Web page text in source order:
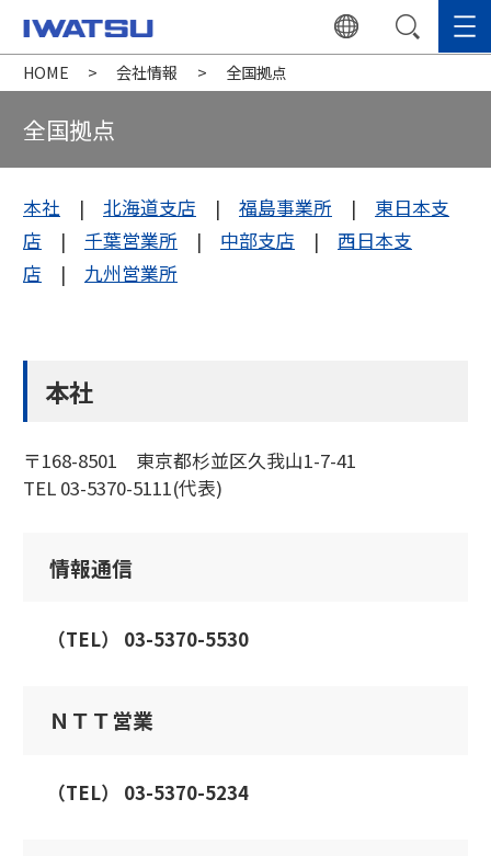
HOME 会社情報 全国拠点
全国拠点
本社 | 北海道支店 | 福島事業所 | 東日本支
店 | 千葉営業所 | 中部支店 | 西日本支
店 | 九州営業所
本社
〒168-8501 東京都杉並区久我山1-7-41
TEL 03-5370-5111(代表)
情報通信
（TEL） 03-5370-5530
ＮＴＴ営業
（TEL） 03-5370-5234